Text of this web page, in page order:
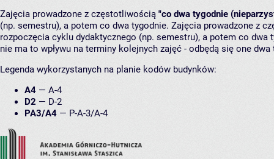
Zajęcia prowadzone z częstotliwością "co dwa tygodnie
(np. semestru), a potem co dwa tygodnie. Zajęcia prowadzone z
rozpoczęcia cyklu dydaktycznego (np. semestru), a potem co
nie ma to wpływu na terminy kolejnych zajęć - odbędą się one
Legenda wykorzystanych na planie kodów budynków:
A4 — A-4
D2 — D-2
PA3/A4 — P-A-3/A-4